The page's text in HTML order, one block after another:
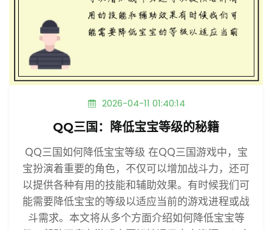
2026-04-11 01:40:14
QQ三国：降低宝宝等级的秘籍
QQ三国如何降低宝宝等级 在QQ三国游戏中，宝
宝扮演着重要的角色，不仅可以增加战斗力，还可
以提供各种有用的技能和辅助效果。有时候我们可
能需要降低宝宝的等级以适应当前的游戏进程或战
斗需求。本文将从多个方面介绍如何降低宝宝等